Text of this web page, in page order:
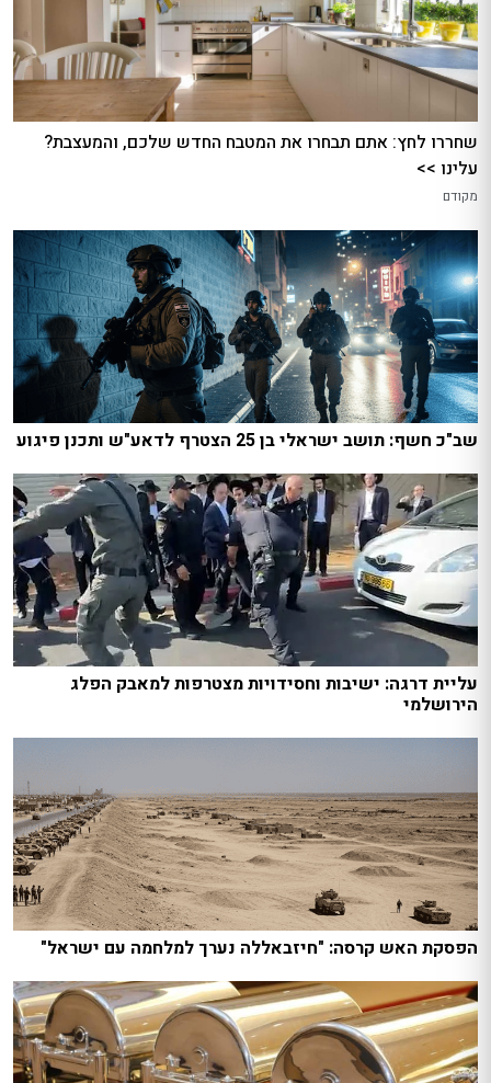
שחררו לחץ: אתם תבחרו את המטבח החדש שלכם, והמעצבת?
עלינו >>
מקודם
שב"כ חשף: תושב ישראלי בן 25 הצטרף לדאע"ש ותכנן פיגוע
עליית דרגה: ישיבות וחסידויות מצטרפות למאבק הפלג
הירושלמי
הפסקת האש קרסה: "חיזבאללה נערך למלחמה עם ישראל"